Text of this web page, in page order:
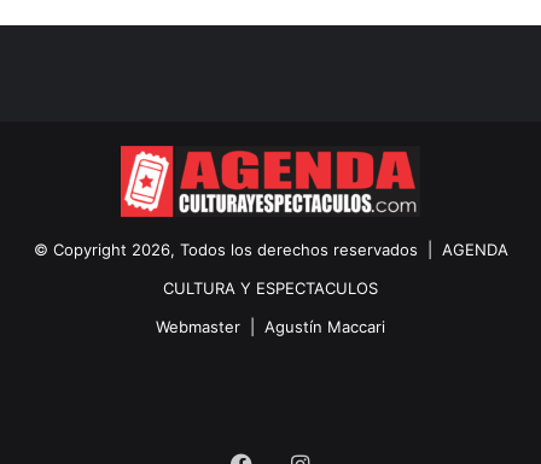
© Copyright 2026, Todos los derechos reservados | AGENDA
CULTURA Y ESPECTACULOS
Webmaster | Agustín Maccari